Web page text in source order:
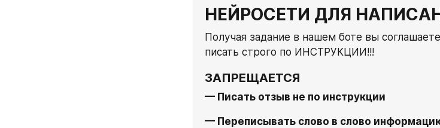
НЕЙРОСЕТИ ДЛЯ
Получая задание в нашем боте вы
писать строго по ИНСТРУКЦИИ!!!
ЗАПРЕЩАЕТСЯ
— Писать отзыв не по инструкции
— Переписывать слово в слово